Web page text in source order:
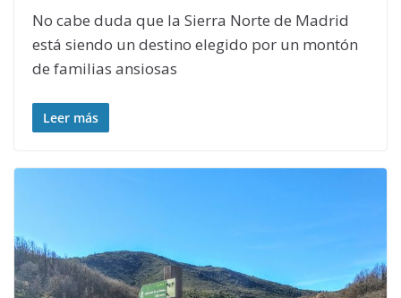
No cabe duda que la Sierra Norte de Madrid
está siendo un destino elegido por un montón
de familias ansiosas
Leer más